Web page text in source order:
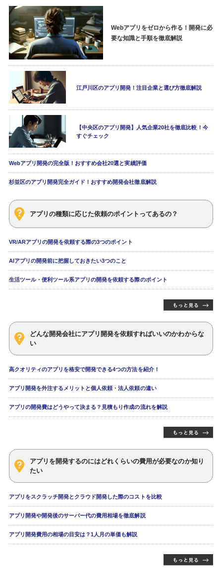
Webアプリをゼロから作る！開発に必
要な知識と手順を徹底解説
江戸川区のアプリ開発！注目企業と選び方徹底解説
【中央区のアプリ開発】人気企業20社を徹底比較！今
すぐチェック
Webアプリ開発の完全版！おすすめ会社20選と実績評価
杉並区のアプリ開発完全ガイド！おすすめ開発会社徹底解説
アプリの種類に応じた依頼のポイントってあるの？
VR/ARアプリの開発を依頼する際の3つのポイント
AIアプリの開発前に把握しておきたい3つのこと
生活ツール・便利ツール系アプリの開発を依頼する際のポイント
どんな開発会社にアプリ開発を依頼すればいいのかわからな
い
高クオリティのアプリを格安で開発できる4つの方法を紹介！
アプリ開発を外注するメリットと個人依頼・法人依頼の違い
アプリの開発費はどうやって決まる？見積もり作成の流れを解説
アプリを開発するのにはどれくらいの費用が必要なのか知り
たい
アプリをスクラッチ開発とクラウド開発した際のコストを比較
アプリ開発や開発後のサーバー代の費用相場を徹底解説
アプリ開発費用の相場の目安は？1人月の単価も解説